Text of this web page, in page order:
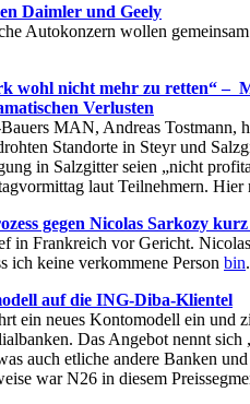
Daimler und Geely
Autokonzern wollen
wohl nicht mehr zu retten“ –
Verlusten
MAN, Andreas Tostmann,
Standorte in Steyr und
in Salzgitter seien „nicht
laut Teilnehmern. Hier
gegen Nicolas Sarkozy
in Frankreich vor Gericht.
ich keine verkommene Person bin
auf die ING-Diba-Klientel
ein neues Kontomodell ein und
Das Angebot nennt
auch etliche andere Banken
war N26 in diesem